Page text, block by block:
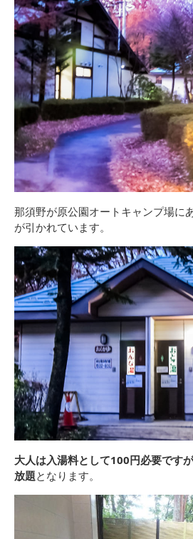
那須野が原公園オートキャンプ場に
が引かれています。
大人は入湯料として100円必要です
放題となります。